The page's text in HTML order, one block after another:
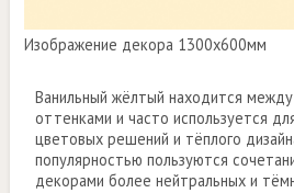
Изображение декора 1300х600мм
Ванильный жёлтый находится
оттенками и часто используется
цветовых решений и тёплого
популярностью пользуются
декорами более нейтральных и